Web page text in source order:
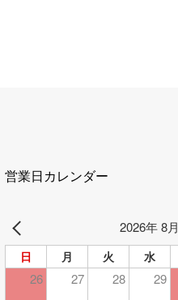
営業日カレンダー
2026年 8月
日 月 火 水
26 27 28 29